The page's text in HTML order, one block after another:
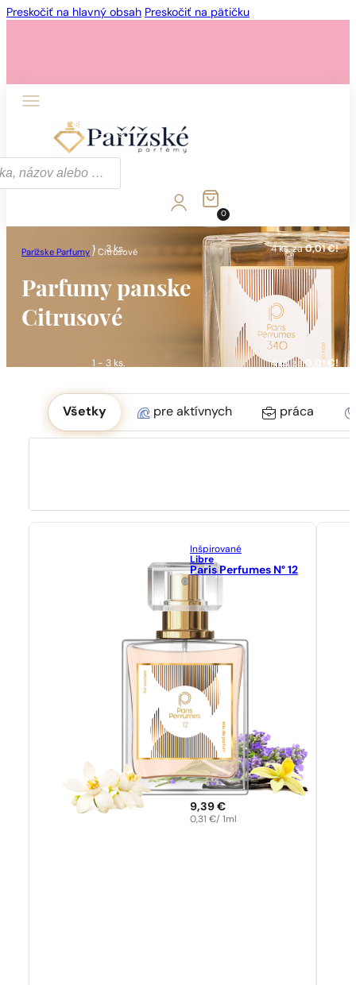
Preskočiť na hlavný obsah Preskočiť na pätičku
1 - 3 ks.
1 - 3 ks. 4 ks. za0,01 €!
1 - 3 ks. 4 ks. za0,01 €!
0
Parížske Parfumy /Citrusové
Parfumy panske
Citrusové
Okoliczność
Všetky pre aktívnych práca
Inšpirované
Libre
Paris Perfumes N° 12
9,39€
0,31€/ 1ml